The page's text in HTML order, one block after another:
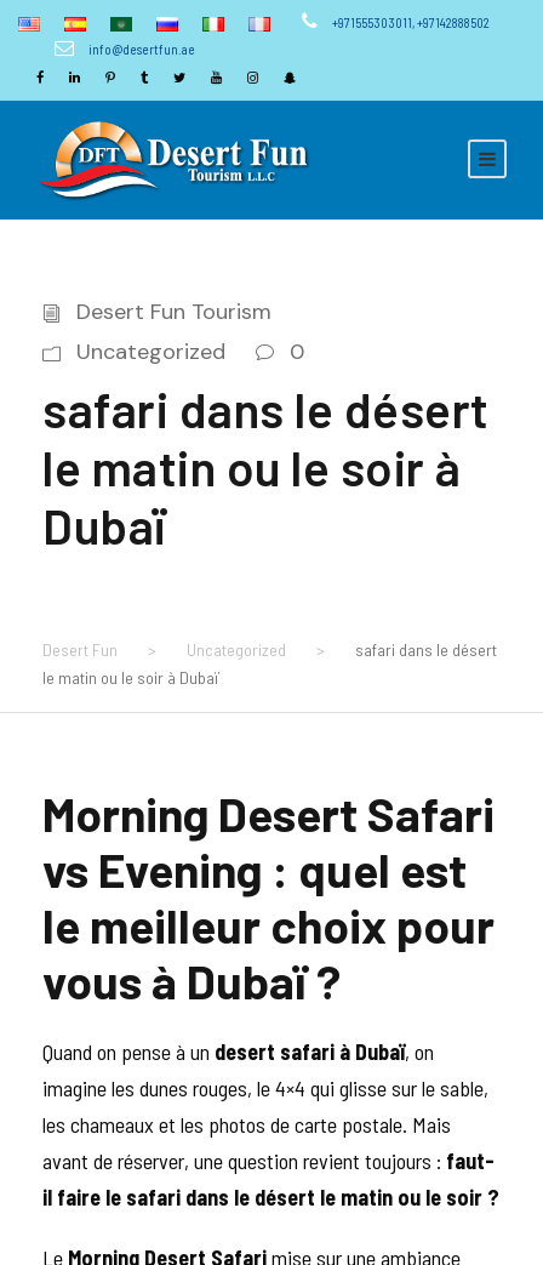
+971555303011,+97142888502
info@desertfun.ae
Desert Fun Tourism
Uncategorized
0
safari dans le désert
le matin ou le soir à
Dubaï
Desert Fun > Uncategorized >
safari dans le désert
le matin ou le soir à Dubaï
Morning Desert Safari
vs Evening : quel est
le meilleur choix pour
vous à Dubaï ?
Quand on pense à un desert safari à Dubaï, on
imagine les dunes rouges, le 4×4 qui glisse sur le sable,
les chameaux et les photos de carte postale. Mais
avant de réserver, une question revient toujours : faut-
il faire le safari dans le désert le matin ou le soir ?
Le Morning Desert Safarimise sur une ambiance